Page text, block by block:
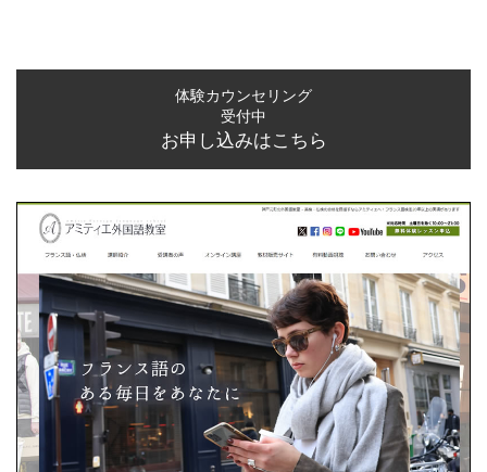
体験カウンセリング
受付中
お申し込みはこちら